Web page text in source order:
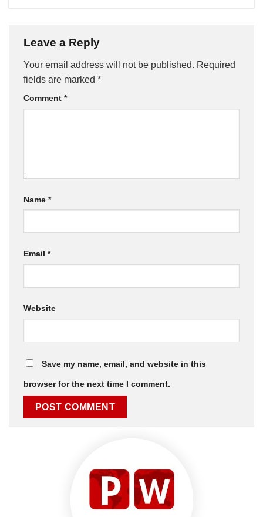
Leave a Reply
Your email address will not be published. Required
fields are marked *
Comment *
Name *
Email *
Website
Save my name, email, and website in this
browser for the next time I comment.